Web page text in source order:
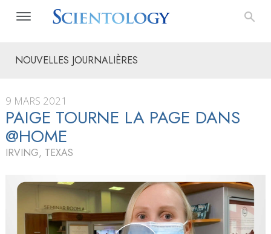
NOUVELLES JOURNALIÈRES
9 MARS 2021
PAIGE TOURNE LA PAGE DANS
@HOME
IRVING, TEXAS